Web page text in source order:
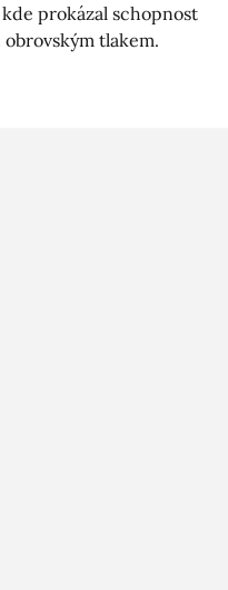
prokázal schopnost
tlakem.